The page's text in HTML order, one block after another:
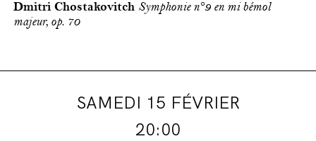
Dmitri Chostakovitch Symphonie n°9 en mi bémol
majeur, op. 70
SAMEDI 15 FÉVRIER
20:00